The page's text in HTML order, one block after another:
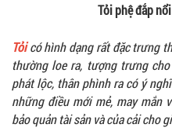
Tỏi phệ đắp
Tỏicó hình dạng rất đặc trưng
thường loe ra, tượng trưng
phát lộc, thân phình ra có ý
những điều mới mẻ, may mắn
bảo quản tài sản và của cải cho